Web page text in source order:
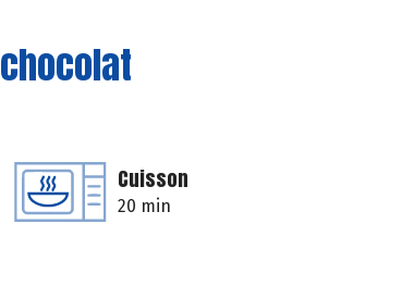
Cuisson
20 min